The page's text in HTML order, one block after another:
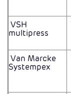
VSH
multipress
Van Marcke
Systempex